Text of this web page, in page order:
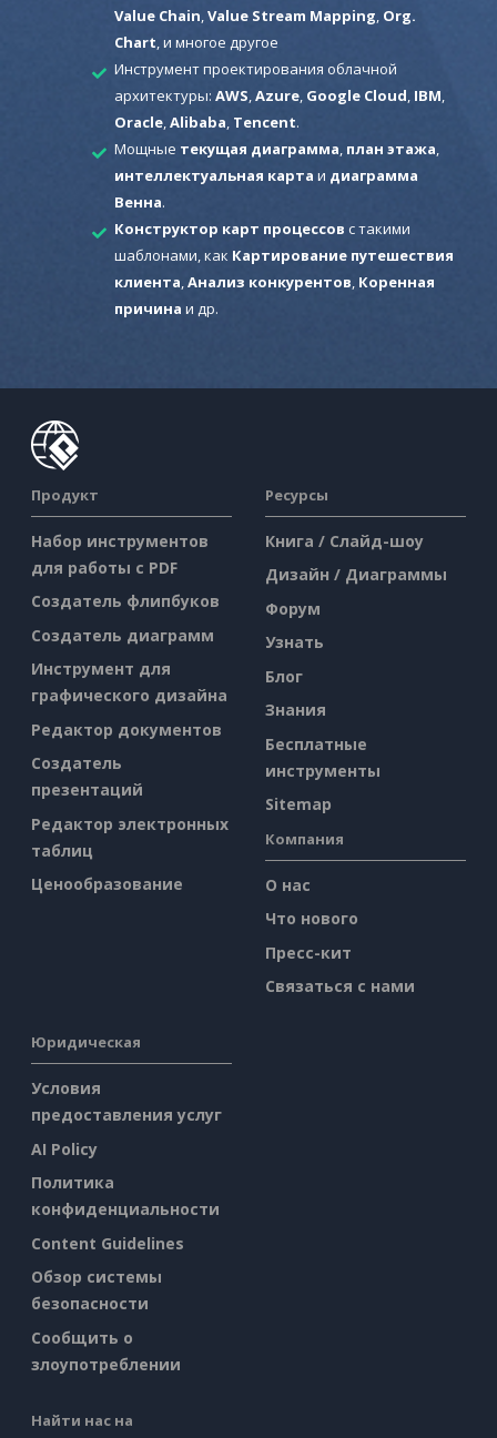
Value Chain Value Stream Mapping Org.
Chart , и многое другое
Инструмент проектирования облачной
архитектуры: AWS Azure, Google Cloud IBM
Oracle, Alibaba Tencent.
Мощные текущая диаграмма план этажа
интеллектуальная карта и диаграмма
Венна.
Конструктор карт процессов с такими
шаблонами, как Картирование путешествия
клиента Анализ конкурентов Коренная
причина и др.
Продукт
Набор инструментов
для работы с PDF
Создатель флипбуков
Создатель диаграмм
Инструмент для
графического дизайна
Редактор документов
Создатель
презентаций
Редактор электронных
таблиц
Ценообразование
Ресурсы
Книга / Слайд-шоу
Дизайн / Диаграммы
Форум
Узнать
Блог
Знания
Бесплатные
инструменты
Sitemap
Компания
О нас
Что нового
Пресс-кит
Связаться с нами
Юридическая
Условия
предоставления услуг
AI Policy
Политика
конфиденциальности
Content Guidelines
Обзор системы
безопасности
Сообщить о
злоупотреблении
Найти нас на